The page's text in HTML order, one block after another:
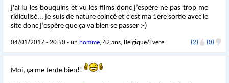
j'ai lu les bouquins et vu les films donc j’espère ne pas trop me
ridiculisé... je suis de nature coincé et c'est ma 1ere sortie avec le
site donc j’espère que ça va bien se passer :-)
04/01/2017 - 20:50 - un homme, 42 ans, Belgique/Evere (2) (0)
Moi, ça me tente bien!!